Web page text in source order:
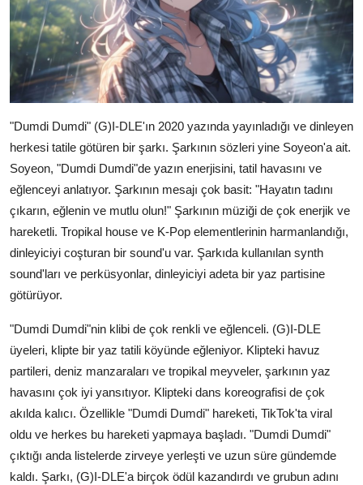
"Dumdi Dumdi" (G)I-DLE'ın 2020 yazında yayınladığı ve dinleyen
herkesi tatile götüren bir şarkı. Şarkının sözleri yine Soyeon'a ait.
Soyeon, "Dumdi Dumdi"de yazın enerjisini, tatil havasını ve
eğlenceyi anlatıyor. Şarkının mesajı çok basit: "Hayatın tadını
çıkarın, eğlenin ve mutlu olun!" Şarkının müziği de çok enerjik ve
hareketli. Tropikal house ve K-Pop elementlerinin harmanlandığı,
dinleyiciyi coşturan bir sound'u var. Şarkıda kullanılan synth
sound'ları ve perküsyonlar, dinleyiciyi adeta bir yaz partisine
götürüyor.
"Dumdi Dumdi"nin klibi de çok renkli ve eğlenceli. (G)I-DLE
üyeleri, klipte bir yaz tatili köyünde eğleniyor. Klipteki havuz
partileri, deniz manzaraları ve tropikal meyveler, şarkının yaz
havasını çok iyi yansıtıyor. Klipteki dans koreografisi de çok
akılda kalıcı. Özellikle "Dumdi Dumdi" hareketi, TikTok'ta viral
oldu ve herkes bu hareketi yapmaya başladı. "Dumdi Dumdi"
çıktığı anda listelerde zirveye yerleşti ve uzun süre gündemde
kaldı. Şarkı, (G)I-DLE'a birçok ödül kazandırdı ve grubun adını